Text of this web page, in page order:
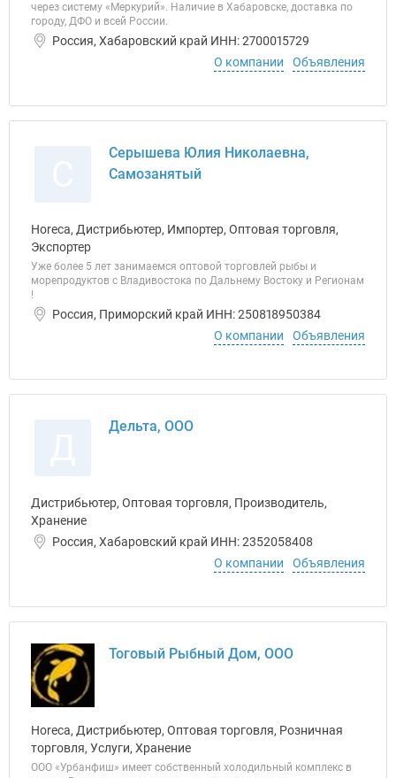
через систему «Меркурий». Наличие в Хабаровске, доставка по
городу, ДФО и всей России.
Россия, Хабаровский край ИНН: 2700015729
О компании
Объявления
Серышева Юлия Николаевна,
Самозанятый
Horeca, Дистрибьютер, Импортер, Оптовая торговля,
Экспортер
Уже более 5 лет занимаемся оптовой торговлей рыбы и
морепродуктов с Владивостока по Дальнему Востоку и Регионам
!
Россия, Приморский край ИНН: 250818950384
О компании
Объявления
Дельта, ООО
Дистрибьютер, Оптовая торговля, Производитель,
Хранение
Россия, Хабаровский край ИНН: 2352058408
О компании
Объявления
Тоговый Рыбный Дом, ООО
Horeca, Дистрибьютер, Оптовая торговля, Розничная
торговля, Услуги, Хранение
ООО «Урбанфиш» имеет собственный холодильный комплекс в